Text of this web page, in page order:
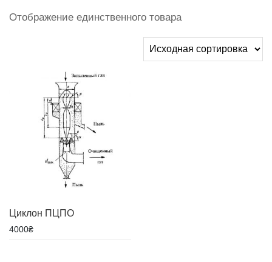
Отображение единственного товара
Циклон ПЦПО
4000₴